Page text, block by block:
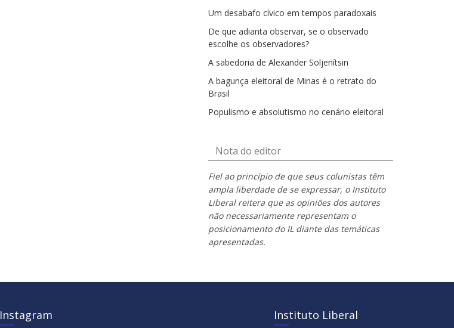
Um desabafo cívico em tempos paradoxais
De que adianta observar, se o observado
escolhe os observadores?
A sabedoria de Alexander Soljenítsin
A bagunça eleitoral de Minas é o retrato do
Brasil
Populismo e absolutismo no cenário eleitoral
Nota do editor
Fiel ao princípio de que seus colunistas têm
ampla liberdade de se expressar, o Instituto
Liberal reitera que as opiniões dos autores
não necessariamente representam o
posicionamento do IL diante das temáticas
apresentadas.
Instagram Instituto Liberal